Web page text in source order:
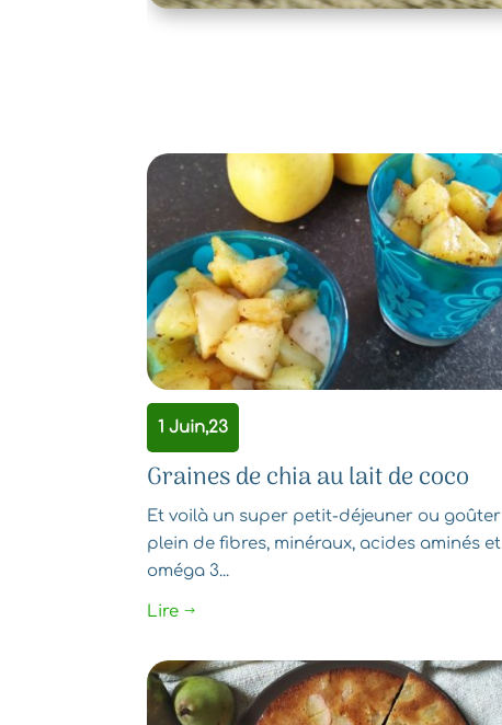
1 Juin,23
Graines de chia au lait de coco
Et voilà un super petit-déjeuner ou goûter
plein de fibres, minéraux, acides aminés et
oméga 3...
Lire $